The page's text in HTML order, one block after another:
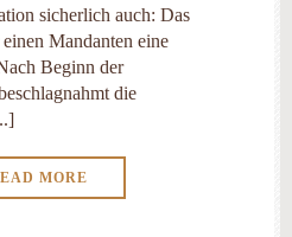
sicherlich auch: Das
Mandanten eine
Beginn der
die
MORE